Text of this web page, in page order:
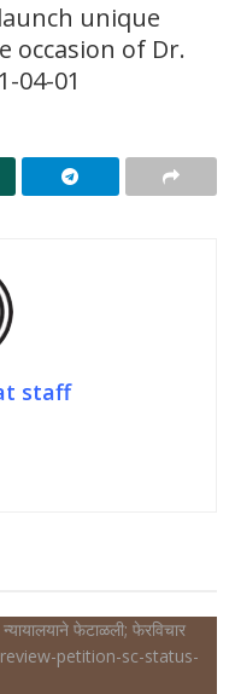
unique
occasion of Dr.
04-01
staff